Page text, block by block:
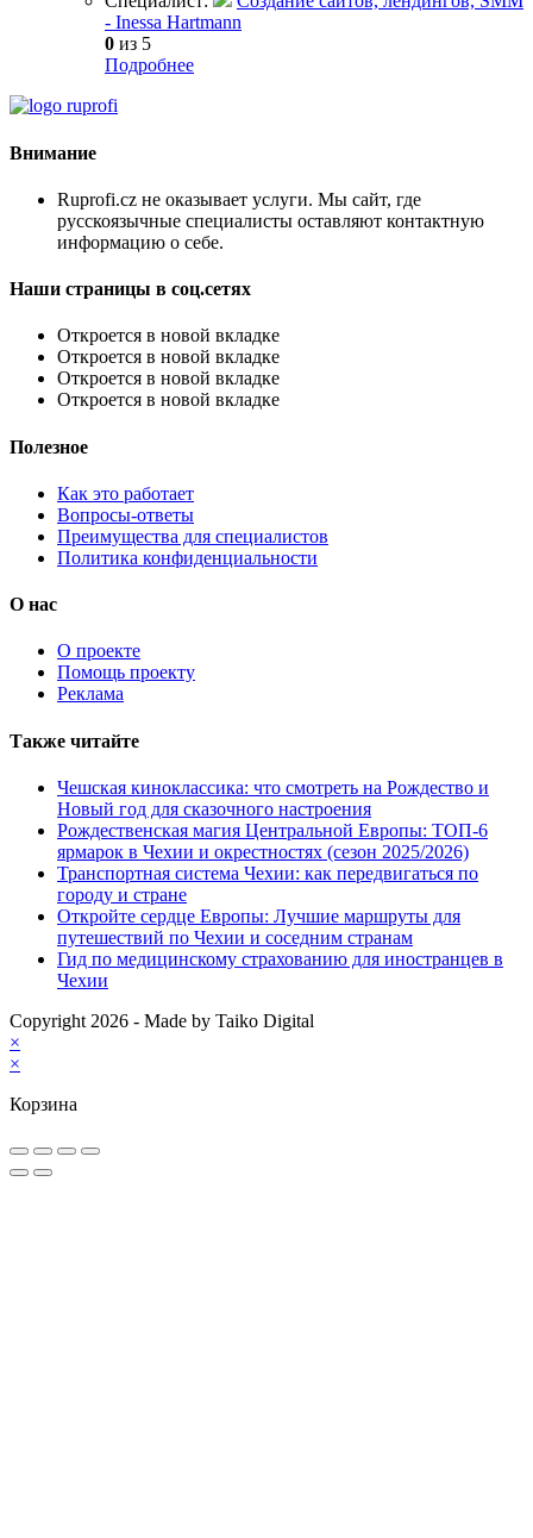
- Inessa Hartmann
0 из 5
Подробнее
Внимание
Ruprofi.cz не оказывает услуги. Мы сайт, где
русскоязычные специалисты оставляют контактную
информацию о себе.
Наши страницы в соц.сетях
Откроется в новой вкладке
Откроется в новой вкладке
Откроется в новой вкладке
Откроется в новой вкладке
Полезное
Как это работает
Вопросы-ответы
Преимущества для специалистов
Политика конфиденциальности
О нас
О проекте
Помощь проекту
Реклама
Также читайте
Чешская киноклассика: что смотреть на Рождество и
Новый год для сказочного настроения
Рождественская магия Центральной Европы: ТОП-6
ярмарок в Чехии и окрестностях (сезон 2025/2026)
Транспортная система Чехии: как передвигаться по
городу и стране
Откройте сердце Европы: Лучшие маршруты для
путешествий по Чехии и соседним странам
Гид по медицинскому страхованию для иностранцев в
Чехии
Copyright 2026 - Made by Taiko Digital
×
×
Корзина